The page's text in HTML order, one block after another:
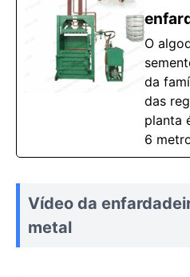
O
da
das
planta
6
Vídeo da
metal